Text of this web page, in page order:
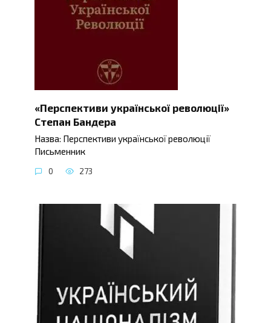
«Перспективи української революції»
Степан Бандера
Назва: Перспективи української революції
Письменник
0 273